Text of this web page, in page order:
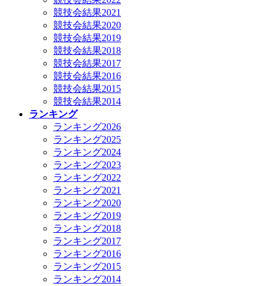
競技会結果2021
競技会結果2020
競技会結果2019
競技会結果2018
競技会結果2017
競技会結果2016
競技会結果2015
競技会結果2014
ランキング
ランキング2026
ランキング2025
ランキング2024
ランキング2023
ランキング2022
ランキング2021
ランキング2020
ランキング2019
ランキング2018
ランキング2017
ランキング2016
ランキング2015
ランキング2014